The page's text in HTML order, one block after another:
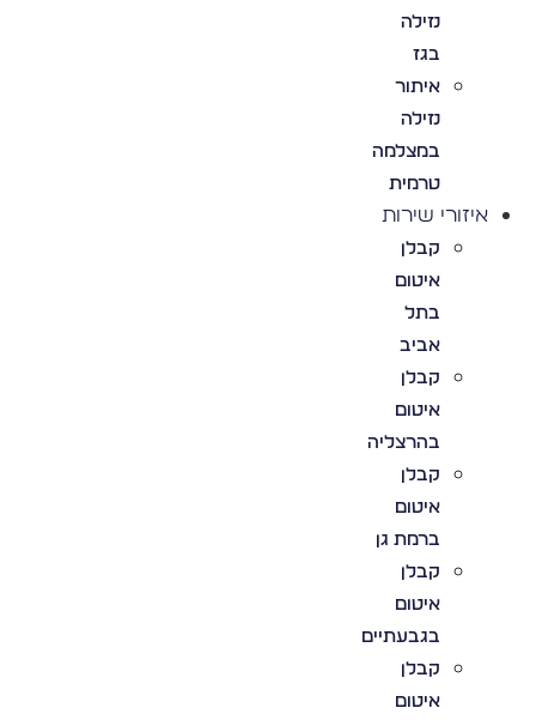
נזילה
בגז
איתור
נזילה
במצלמה
טרמית
איזורי שירות
קבלן
איטום
בתל
אביב
קבלן
איטום
בהרצליה
קבלן
איטום
ברמת גן
קבלן
איטום
בגבעתיים
קבלן
איטום